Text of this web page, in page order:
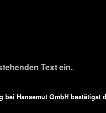
bei Hansemut GmbH bestätigst